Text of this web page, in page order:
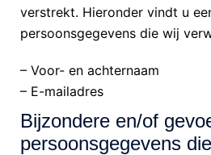
verstrekt. Hieronder vindt u
persoonsgegevens die wij
– Voor- en achternaam
– E-mailadres
Bijzondere en/of
persoonsgegevens